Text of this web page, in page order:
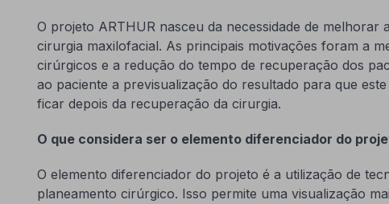
O projeto ARTHUR nasceu da necessidade de melhorar
cirurgia maxilofacial. As principais motivações foram a
cirúrgicos e a redução do tempo de recuperação dos
ao paciente a previsualização do resultado para que
ficar depois da recuperação da cirurgia.
O que considera ser o elemento diferenciador do
O elemento diferenciador do projeto é a utilização de
planeamento cirúrgico. Isso permite uma visualização